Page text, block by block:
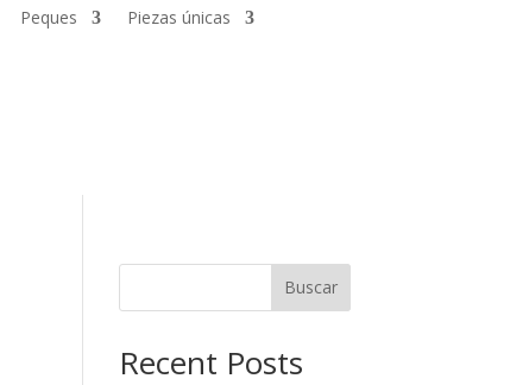
Peques
Piezas únicas
Buscar
Recent Posts